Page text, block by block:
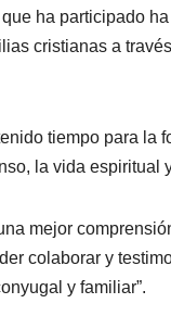
ha participado
cristianas a
tiempo para la
la vida espiritual
mejor
colaborar y
y familiar”.